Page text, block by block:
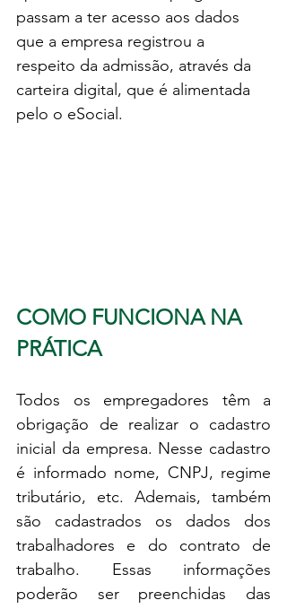
passam a ter acesso aos dados
que a empresa registrou a
respeito da admissão, através da
carteira digital, que é alimentada
pelo o eSocial.
COMO FUNCIONA NA
PRÁTICA
Todos os empregadores têm a
obrigação de realizar o cadastro
inicial da empresa. Nesse cadastro
é informado nome, CNPJ, regime
tributário, etc. Ademais, também
são cadastrados os dados dos
trabalhadores e do contrato de
trabalho. Essas informações
poderão ser preenchidas das